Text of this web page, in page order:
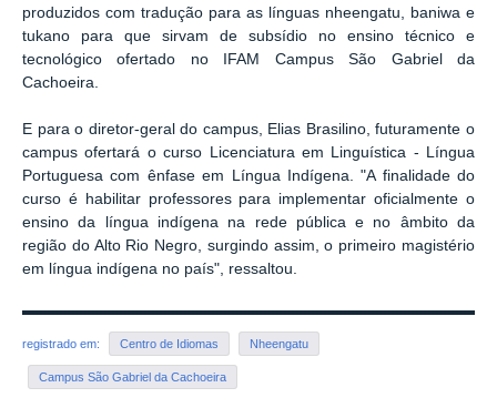
produzidos com tradução para as línguas nheengatu, baniwa e
tukano para que sirvam de subsídio no ensino técnico e
tecnológico ofertado no IFAM Campus São Gabriel da
Cachoeira.
E para o diretor-geral do campus, Elias Brasilino, futuramente o
campus ofertará o curso Licenciatura em Linguística - Língua
Portuguesa com ênfase em Língua Indígena. "A finalidade do
curso é habilitar professores para implementar oficialmente o
ensino da língua indígena na rede pública e no âmbito da
região do Alto Rio Negro, surgindo assim, o primeiro magistério
em língua indígena no país", ressaltou.
registrado em: Centro de Idiomas Nheengatu
Campus São Gabriel da Cachoeira